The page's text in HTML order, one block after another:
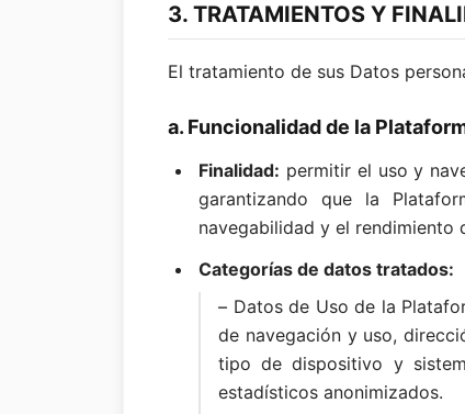
3. TRATAMIENTOS Y
El tratamiento de sus Datos
a. Funcionalidad de la
Finalidad: permitir el uso y
garantizando que la
navegabilidad y el rendimiento
Categorías de datos tratados:
– Datos de Uso de la
de navegación y uso,
tipo de dispositivo y
estadísticos anonimizados.